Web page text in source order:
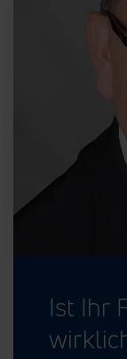
Ist Ihr